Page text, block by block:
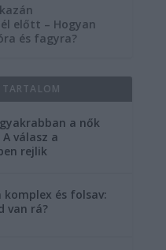
előtt – Hogyan
és fagyra?
a nők
A válasz a
rejlik
és folsav:
van rá?